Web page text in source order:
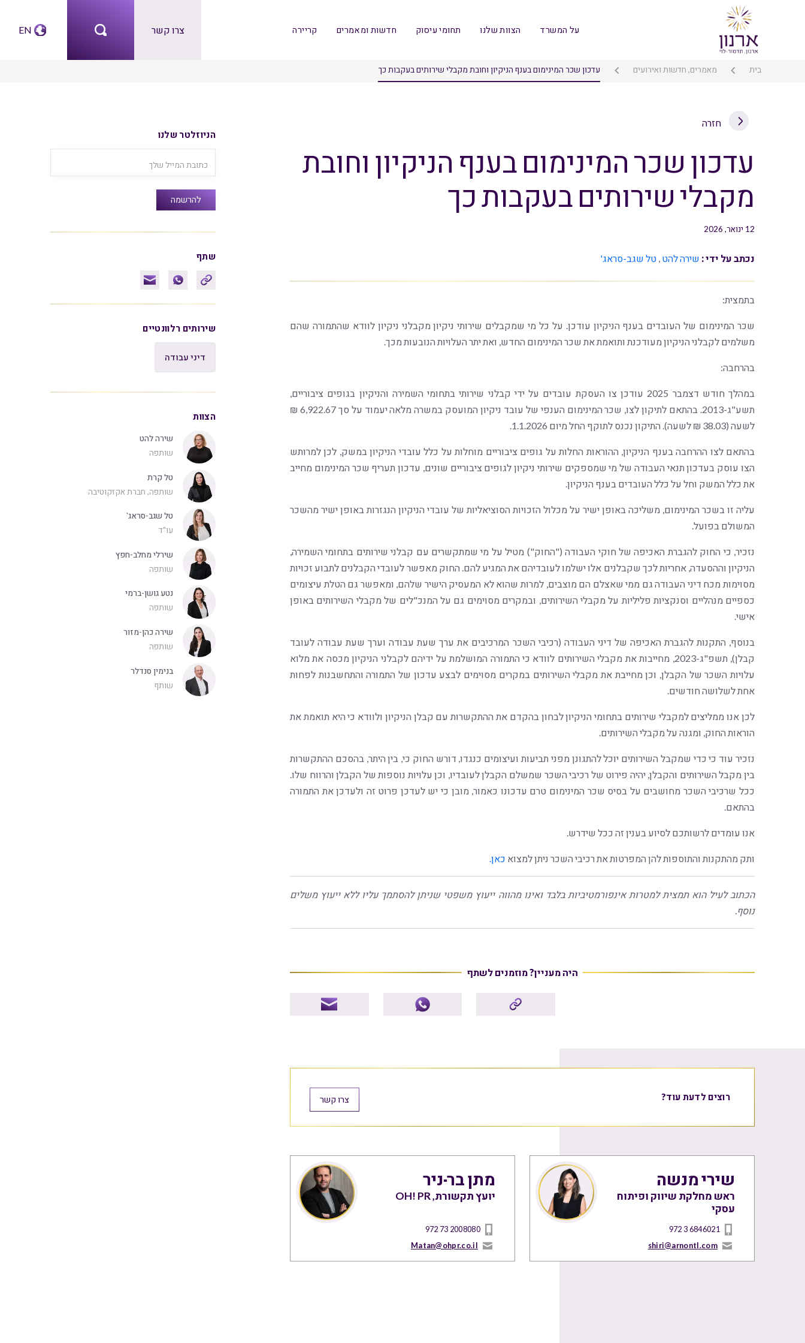
על המשרד הצוות שלנו תחומי עיסוק חדשות ומאמרים קריירה צרו קשר EN
בית מאמרים, חדשות ואירועים עדכון שכר המינימום בענף הניקיון וחובת מקבלי שירותים בעקבות כך
חזרה
עדכון שכר המינימום בענף הניקיון וחובת
מקבלי שירותים בעקבות כך
12 ינואר, 2026
נכתב על ידי : שירה להט טל שגב-סראג'
בתמצית:
שכר המינימום של העובדים בענף הניקיון עודכן. על כל מי שמקבלים שירותי ניקיון מקבלני ניקיון לוודא שהתמורה שהם
משלמים לקבלני הניקיון מעודכנת ותואמת את שכר המינימום החדש, ואת יתר העלויות הנובעות מכך.
בהרחבה:
במהלך חודש דצמבר 2025 עודכן צו העסקת עובדים על ידי קבלני שירותי בתחומי השמירה והניקיון בגופים ציבוריים,
תשע"ג-2013. בהתאם לתיקון לצו, שכר המינימום הענפי של עובד ניקיון המועסק במשרה מלאה יעמוד על סך 6,922.67 ₪
לשעה (38.03 ₪ לשעה). התיקון נכנס לתוקף החל מיום 1.1.2026.
בהתאם לצו ההרחבה בענף הניקיון, ההוראות החלות על גופים ציבוריים מוחלות על כלל עובדי הניקיון במשק, לכן למרותש
הצו עוסק בעדכון תנאי העבודה של מי שמספקים שירותי ניקיון לגופים ציבוריים שונים, עדכון תעריף שכר המינימום מחייב
את כלל המשק וחל על כלל העובדים בענף הניקיון.
עליה זו בשכר המינימום, משליכה באופן ישיר על מכלול הזכויות הסוציאליות של עובדי הניקיון הנגזרות באופן ישיר מהשכר
המשולם בפועל.
נזכיר, כי החוק להגברת האכיפה של חוקי העבודה ("החוק") מטיל על מי שמתקשרים עם קבלני שירותים בתחומי השמירה,
הניקיון וההסעדה, אחריות לכך שקבלנים אלו ישלמו לעובדיהם את המגיע להם. החוק מאפשר לעובדי הקבלנים לתבוע זכויות
מסוימות מכח דיני העבודה גם ממי שאצלם הם מוצבים, למרות שהוא לא המעסיק הישיר שלהם, ומאפשר גם הטלת עיצומים
כספיים מנהליים וסנקציות פליליות על מקבלי השירותים, ובמקרים מסוימים גם על המנכ"לים של מקבלי השירותים באופן
אישי.
בנוסף, התקנות להגברת האכיפה של דיני העבודה (רכיבי השכר המרכיבים את ערך שעת עבודה וערך שעת עבודה לעובד
קבלן), תשפ"ג-2023, מחייבות את מקבלי השירותים לוודא כי התמורה המושלמת על ידיהם לקבלני הניקיון מכסה את מלוא
עלויות השכר של הקבלן, וכן מחייבת את מקבלי השירותים במקרים מסוימים לבצע עדכון של התמורה והתחשבנות לפחות
אחת לשלושה חודשים.
לכן אנו ממליצים למקבלי שירותים בתחומי הניקיון לבחון בהקדם את ההתקשרות עם קבלן הניקיון ולוודא כי היא תואמת את
הוראות החוק, ומגנה על מקבלי השירותים.
נזכיר עוד כי כדי שמקבל השירותים יוכל להתגונן מפני תביעות ועיצומים כנגדו, דורש החוק כי, בין היתר, בהסכם ההתקשרות
בין מקבל השירותים והקבלן, יהיה פירוט של רכיבי השכר שמשלם הקבלן לעובדיו, וכן עלויות נוספות של הקבלן והרווח שלו.
ככל שרכיבי השכר מחושבים על בסיס שכר המינימום טרם עדכונו כאמור, מובן כי יש לעדכן פרוט זה ולעדכן את התמורה
בהתאם.
אנו עומדים לרשותכם לסיוע בענין זה ככל שידרש.
ותק מהתקנות והתוספות להן המפרטות את רכיבי השכר ניתן למצוא כאן.
הכתוב לעיל הוא תמצית למטרות אינפורמטיביות בלבד ואינו מהווה ייעוץ משפטי שניתן להסתמך עליו ללא ייעוץ משלים
נוסף.
היה מעניין? מוזמנים לשתף
רוצים לדעת עוד? צרו קשר
שירי מנשה
ראש מחלקת שיווק ופיתוח
עסקי
972 3 6846021
shiri@arnontl.com
מתן בר-ניר
יועץ תקשורת, OH! PR
972 73 2008080
Matan@ohpr.co.il
הניוזלטר שלנו
שתף
שירותים רלוונטיים
דיני עבודה
הצוות
שירה להט
שותפה
טל קרת
שותפה, חברת אקזקוטיבה
טל שגב-סראג'
עו"ד
שירלי מחלב-חפץ
שותפה
נטע גושן-ברמי
שותפה
שירה כהן-מזור
שותפה
בנימין סנדלר
שותף